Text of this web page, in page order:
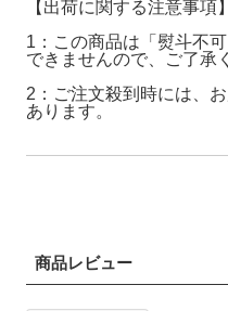
【出荷に関する注意事項】
1：この商品は「熨斗不
できませんので、ご了承
2：ご注文殺到時には、
あります。
商品レビュー